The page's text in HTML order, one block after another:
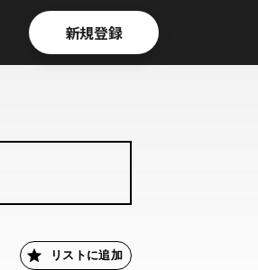
新規登録
リストに追加